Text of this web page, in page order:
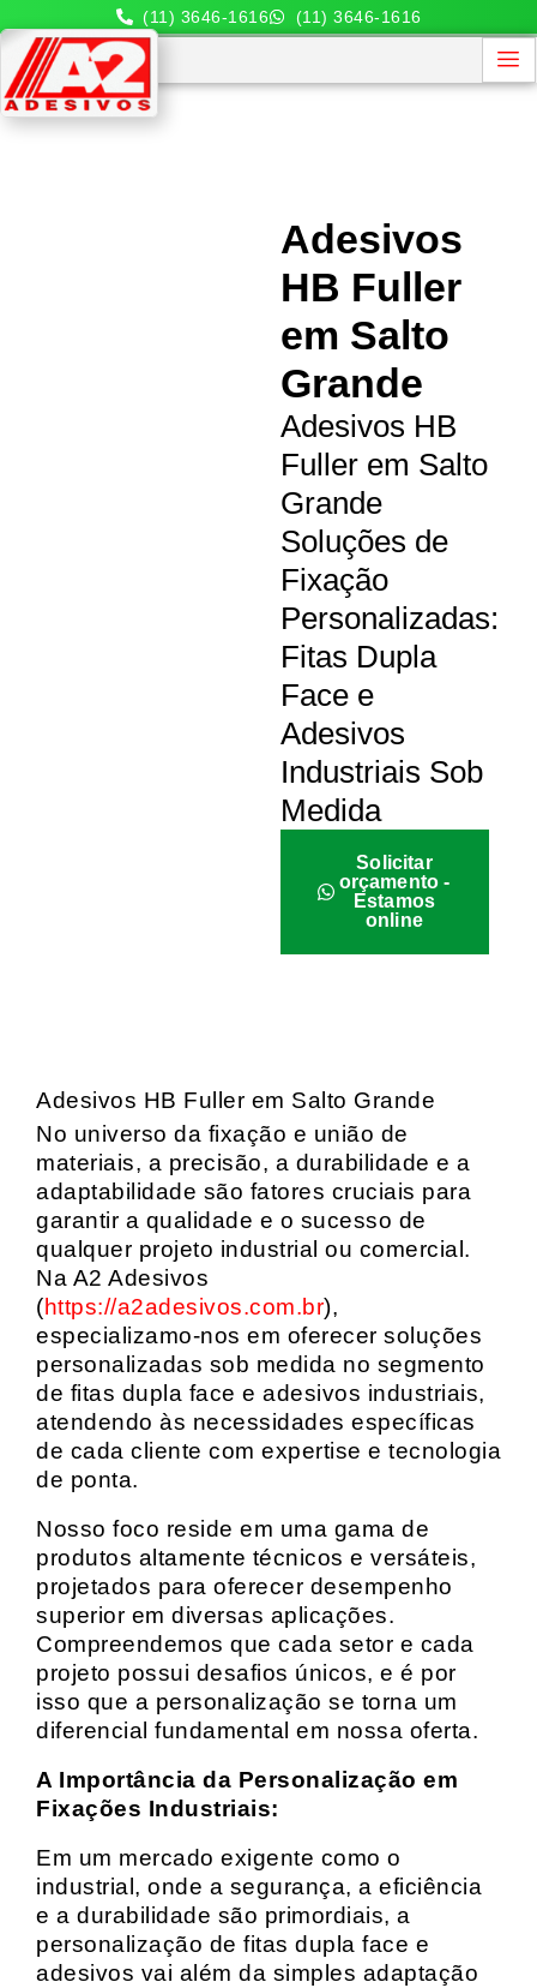
(11) 3646-1616 (11) 3646-1616
Adesivos
HB Fuller
em Salto
Grande
Adesivos HB
Fuller em Salto
Grande
Soluções de
Fixação
Personalizadas:
Fitas Dupla
Face e
Adesivos
Industriais Sob
Medida
Solicitar
orçamento -
Estamos
online
Adesivos HB Fuller em Salto Grande
No universo da fixação e união de
materiais, a precisão, a durabilidade e a
adaptabilidade são fatores cruciais para
garantir a qualidade e o sucesso de
qualquer projeto industrial ou comercial.
Na A2 Adesivos
(https://a2adesivos.com.br),
especializamo-nos em oferecer soluções
personalizadas sob medida no segmento
de fitas dupla face e adesivos industriais,
atendendo às necessidades específicas
de cada cliente com expertise e tecnologia
de ponta.
Nosso foco reside em uma gama de
produtos altamente técnicos e versáteis,
projetados para oferecer desempenho
superior em diversas aplicações.
Compreendemos que cada setor e cada
projeto possui desafios únicos, e é por
isso que a personalização se torna um
diferencial fundamental em nossa oferta.
A Importância da Personalização em
Fixações Industriais:
Em um mercado exigente como o
industrial, onde a segurança, a eficiência
e a durabilidade são primordiais, a
personalização de fitas dupla face e
adesivos vai além da simples adaptação